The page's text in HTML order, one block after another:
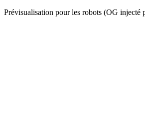
Prévisualisation pour les robots (OG injecté